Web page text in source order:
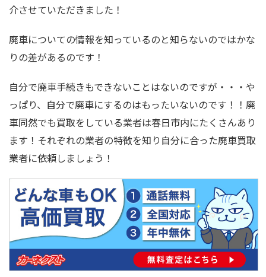
介させていただきました！
廃車についての情報を知っているのと知らないのではかな
りの差があるのです！
自分で廃車手続きもできないことはないのですが・・・や
っぱり、自分で廃車にするのはもったいないのです！！廃
車同然でも買取をしている業者は春日市内にたくさんあり
ます！それぞれの業者の特徴を知り自分に合った廃車買取
業者に依頼しましょう！